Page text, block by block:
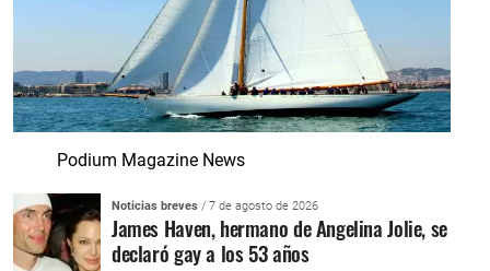
Podium Magazine News
Noticias breves / 7 de agosto de 2026
James Haven, hermano de Angelina Jolie, se
declaró gay a los 53 años